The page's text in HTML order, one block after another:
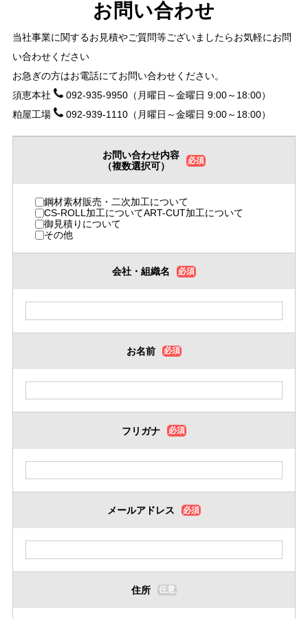
お問い合わせ
当社事業に関するお見積やご質問等ございましたらお気軽にお問
い合わせください
お急ぎの方はお電話にてお問い合わせください。
須恵本社
092-935-9950（月曜日～金曜日 9:00～18:00）
粕屋工場
092-939-1110（月曜日～金曜日 9:00～18:00）
お問い合わせ内容
（複数選択可）
必須
鋼材素材販売・二次加工について
CS-ROLL加工についてART-CUT加工について
御見積りについて
その他
会社・組織名 必須
お名前 必須
フリガナ 必須
メールアドレス 必須
住所 任意